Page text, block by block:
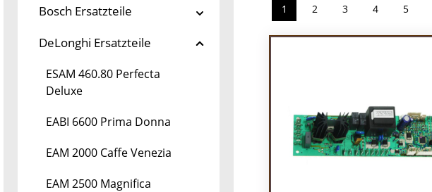
Bosch Ersatzteile
DeLonghi Ersatzteile
ESAM 460.80 Perfecta
Deluxe
EABI 6600 Prima Donna
EAM 2000 Caffe Venezia
EAM 2500 Magnifica
Seite
1 Seite
2 Seite
3 Seite
4 Seite
5